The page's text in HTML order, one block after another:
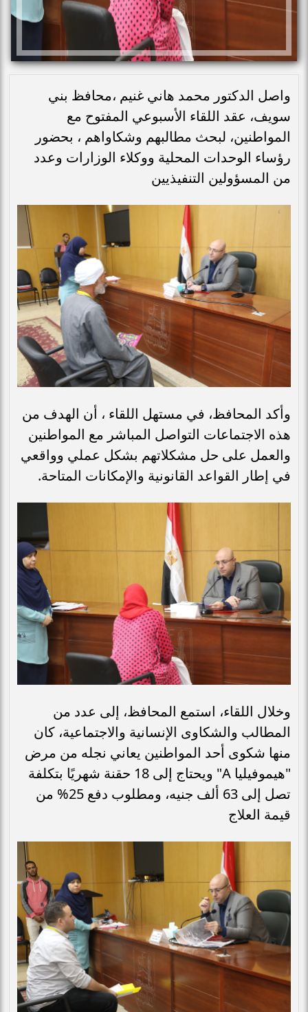
واصل الدكتور محمد هاني غنيم ،محافظ بني
سويف، عقد اللقاء الأسبوعي المفتوح مع
المواطنين، لبحث مطالبهم وشكاواهم ، بحضور
رؤساء الوحدات المحلية ووكلاء الوزارات وعدد
من المسؤولين التنفيذيين
وأكد المحافظ، في مستهل اللقاء ، أن الهدف من
هذه الاجتماعات التواصل المباشر مع المواطنين
والعمل على حل مشكلاتهم بشكل عملي وواقعي
في إطار القواعد القانونية والإمكانات المتاحة.
وخلال اللقاء، استمع المحافظ، إلى عدد من
المطالب والشكاوى الإنسانية والاجتماعية، كان
منها شكوى أحد المواطنين يعاني نجله من مرض
"هيموفيليا A" ويحتاج إلى 18 حقنة شهريًا بتكلفة
تصل إلى 63 ألف جنيه، ومطلوب دفع 25% من
قيمة العلاج